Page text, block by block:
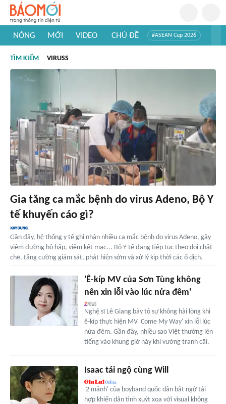
NÓNG MỚI VIDEO CHỦ ĐỀ #ASEAN Cup 2026
#Khám phá thế giới
TÌM KIẾM VIRUSS
Gia tăng ca mắc bệnh do virus Adeno, Bộ Y
tế khuyến cáo gì?
Gần đây, hệ thống y tế ghi nhận nhiều ca mắc bệnh do virus Adeno, gây
viêm đường hô hấp, viêm kết mạc... Bộ Y tế đang tiếp tục theo dõi chặt
chẽ, tăng cường giám sát, phát hiện sớm và xử lý kịp thời các ổ dịch.
'Ê-kíp MV của Sơn Tùng không
nên xin lỗi vào lúc nửa đêm'
Nghệ sĩ Lê Giang bày tỏ sự không hài lòng khi
ê-kíp thực hiện MV 'Come My Way' xin lỗi lúc
nửa đêm. Gần đây, nhiều sao Việt thường lên
tiếng vào khung giờ này khi vướng tranh cãi.
Isaac tái ngộ cùng Will
'2 mảnh' của boyband quốc dân bất ngờ tái
hợp khiến dân tình xuýt xoa với visual không